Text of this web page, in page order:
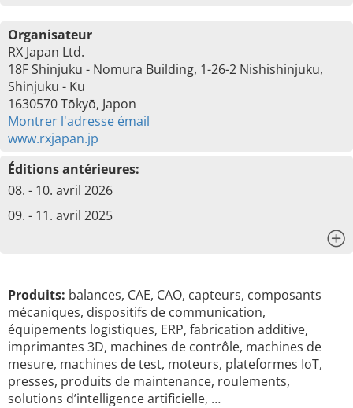
Organisateur
RX Japan Ltd.
18F Shinjuku - Nomura Building, 1-26-2 Nishishinjuku,
Shinjuku - Ku
1630570 Tōkyō, Japon
Montrer l'adresse émail
www.rxjapan.jp
Éditions antérieures:
08. - 10. avril 2026
09. - 11. avril 2025
Produits: balances, CAE, CAO, capteurs, composants
mécaniques, dispositifs de communication,
équipements logistiques, ERP, fabrication additive,
imprimantes 3D, machines de contrôle, machines de
mesure, machines de test, moteurs, plateformes IoT,
presses, produits de maintenance, roulements,
solutions d’intelligence artificielle, …